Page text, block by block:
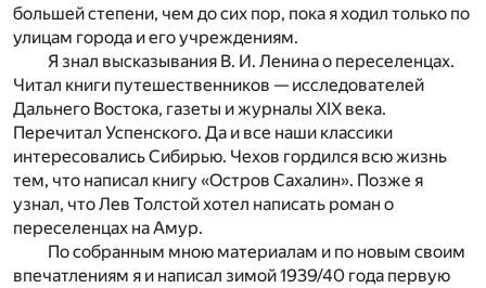
большей степени, чем до сих пор, пока я ходил только по
улицам города и его учреждениям.
Я знал высказывания В. И. Ленина о переселенцах.
Читал книги путешественников — исследователей
Дальнего Востока, газеты и журналы XIX века.
Перечитал Успенского. Да и все наши классики
интересовались Сибирью. Чехов гордился всю жизнь
тем, что написал книгу «Остров Сахалин». Позже я
узнал, что Лев Толстой хотел написать роман о
переселенцах на Амур.
По собранным мною материалам и по новым своим
впечатлениям я и написал зимой 1939/40 года первую